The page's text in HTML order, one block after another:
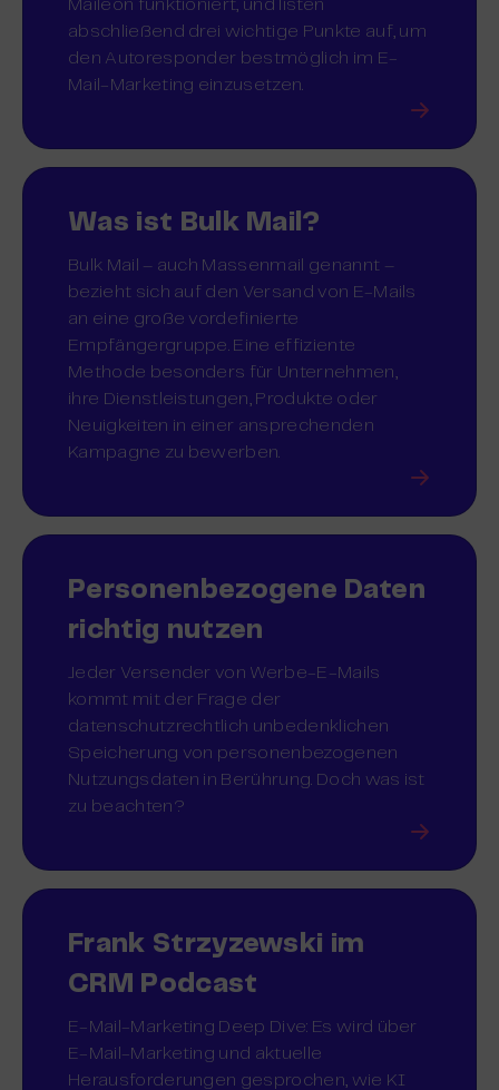
Maileon funktioniert, und listen
abschließend drei wichtige Punkte auf, um
den Autoresponder bestmöglich im E-
Mail-Marketing einzusetzen.
Was ist Bulk Mail?
Bulk Mail – auch Massenmail genannt –
bezieht sich auf den Versand von E-Mails
an eine große vordefinierte
Empfängergruppe. Eine effiziente
Methode besonders für Unternehmen,
ihre Dienstleistungen, Produkte oder
Neuigkeiten in einer ansprechenden
Kampagne zu bewerben.
Personenbezogene Daten
richtig nutzen
Jeder Versender von Werbe-E-Mails
kommt mit der Frage der
datenschutzrechtlich unbedenklichen
Speicherung von personenbezogenen
Nutzungsdaten in Berührung. Doch was ist
zu beachten?
Frank Strzyzewski im
CRM Podcast
E-Mail-Marketing Deep Dive: Es wird über
E-Mail-Marketing und aktuelle
Herausforderungen gesprochen, wie KI